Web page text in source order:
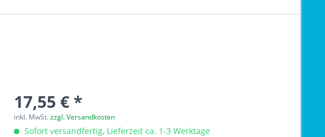
17,55 € *
inkl. MwSt.zzgl. Versandkosten
Sofort versandfertig, Lieferzeit ca. 1-3 Werktage